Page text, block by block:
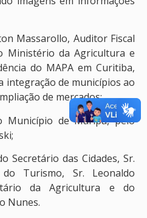
Massarollo, Auditor Fiscal
Ministério da Agricultura e
do MAPA em Curitiba,
integração de municípios ao
de mercados;
Município de Maripá, pelo
Secretário das Cidades, Sr.
Turismo, Sr. Leonaldo
da Agricultura e do
Nunes.